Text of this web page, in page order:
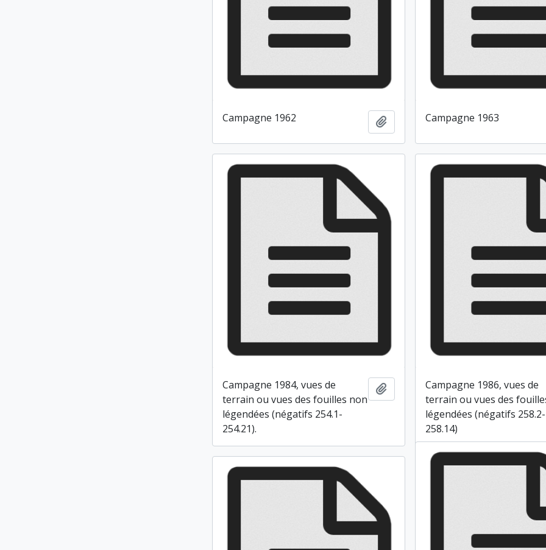
Campagne 1962 Ajouter au presse-papier
Campagne 1963
Campagne 1984, vues de
terrain ou vues des fouilles non
légendées (négatifs 254.1-
254.21).
Ajouter au presse-papier
Campagne 1986, vues de
terrain ou vues des
légendées (négatifs 258.2-
258.14)